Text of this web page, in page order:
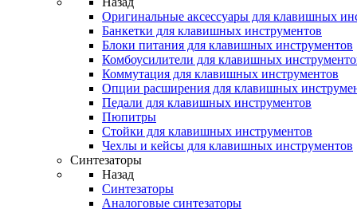
Оригинальные аксессуары для клавишных
Банкетки для клавишных инструментов
Блоки питания для клавишных инструментов
Комбоусилители для клавишных
Коммутация для клавишных инструментов
Опции расширения для клавишных
Педали для клавишных инструментов
Пюпитры
Стойки для клавишных инструментов
Чехлы и кейсы для клавишных инструментов
Синтезаторы
Назад
Синтезаторы
Аналоговые синтезаторы